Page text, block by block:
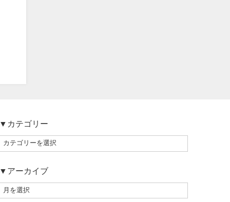
▼カテゴリー
▼アーカイブ